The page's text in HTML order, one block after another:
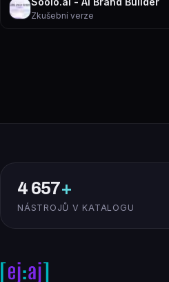
Zkušební verze
4 657+
NÁSTROJŮ V KATALOGU